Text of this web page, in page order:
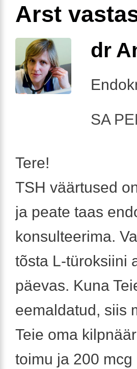
Arst
dr
SA
Tere!
TSH väärtused
ja peate taas
konsulteerima.
tõsta L-türoksiini
päevas. Kuna
eemaldatud, siis
Teie oma
toimu ja 200